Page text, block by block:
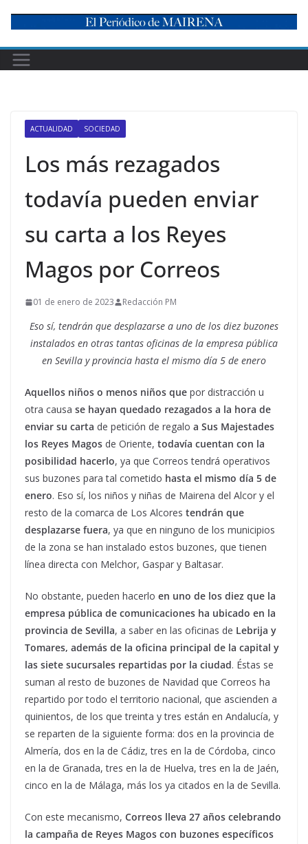
content
ACTUALIDAD SOCIEDAD
Los más rezagados
todavía pueden enviar
su carta a los Reyes
Magos por Correos
01 de enero de 2023 Redacción PM
Eso sí, tendrán que desplazarse a uno de los diez buzones
instalados en otras tantas oficinas de la empresa pública
en Sevilla y provincia hasta el mismo día 5 de enero
Aquellos niños o menos niños que por distracción u
otra causa se hayan quedado rezagados a la hora de
enviar su carta de petición de regalo a Sus Majestades
los Reyes Magos de Oriente, todavía cuentan con la
posibilidad hacerlo, ya que Correos tendrá operativos
sus buzones para tal cometido hasta el mismo día 5 de
enero. Eso sí, los niños y niñas de Mairena del Alcor y el
resto de la comarca de Los Alcores tendrán que
desplazarse fuera, ya que en ninguno de los municipios
de la zona se han instalado estos buzones, que tienen
línea directa con Melchor, Gaspar y Baltasar.
No obstante, pueden hacerlo en uno de los diez que la
empresa pública de comunicaciones ha ubicado en la
provincia de Sevilla, a saber en las oficinas de Lebrija y
Tomares, además de la oficina principal de la capital y
las siete sucursales repartidas por la ciudad. Éstas se
suman al resto de buzones de Navidad que Correos ha
repartido por todo el territorio nacional, que ascienden a
quinientos, de los que treinta y tres están en Andalucía, y
se reparten de la siguiente forma: dos en la provincia de
Almería, dos en la de Cádiz, tres en la de Córdoba, cinco
en la de Granada, tres en la de Huelva, tres en la de Jaén,
cinco en la de Málaga, más los ya citados en la de Sevilla.
Con este mecanismo, Correos lleva 27 años celebrando
la campaña de Reyes Magos con buzones específicos